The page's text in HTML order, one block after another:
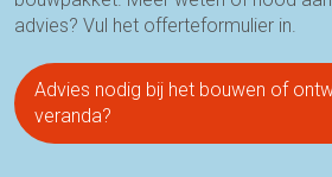
advies? Vul het offerteformulier in.
Advies nodig bij het bouwen of
veranda?